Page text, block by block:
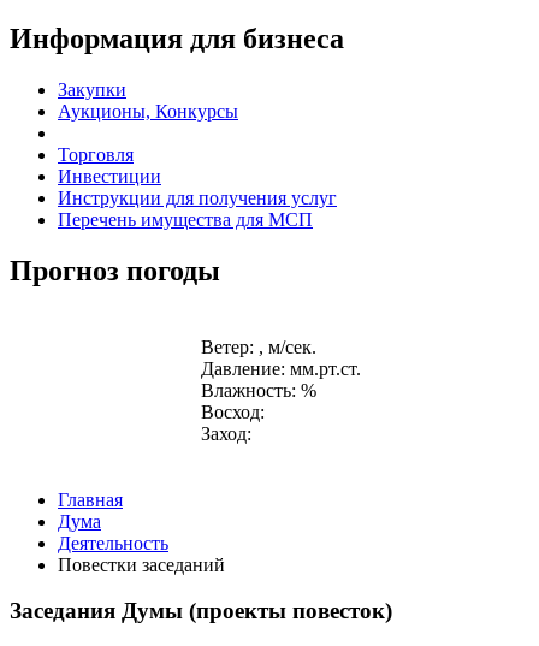
Информация для бизнеса
Закупки
Аукционы, Конкурсы
Торговля
Инвестиции
Инструкции для получения услуг
Перечень имущества для МСП
Прогноз погоды
Ветер: , м/сек.
Давление: мм.рт.ст.
Влажность: %
Восход:
Заход:
Главная
Дума
Деятельность
Повестки заседаний
Заседания Думы (проекты повесток)